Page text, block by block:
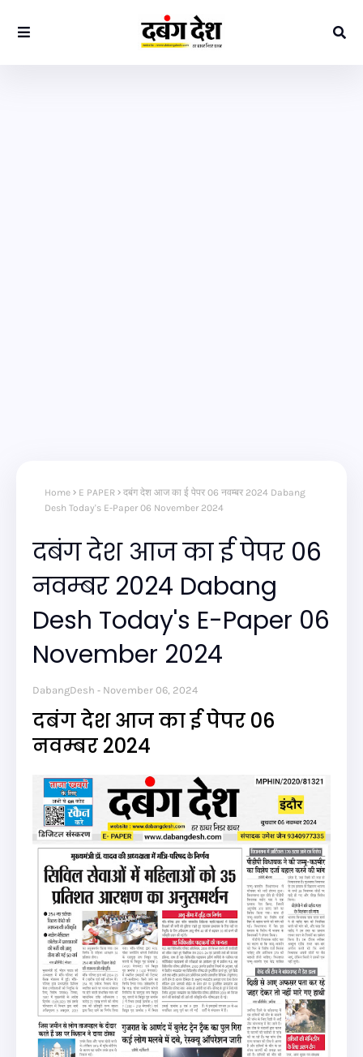
Home E PAPER
दबंग देश आज का ई पेपर 06 नवम्बर 2024 Dabang
Desh Today's E-Paper 06 November 2024
दबंग देश आज का ई पेपर 06
नवम्बर 2024 Dabang
Desh Today's E-Paper 06
November 2024
DabangDesh November 06, 2024
दबंग देश आज का ई पेपर 06
नवम्बर 2024